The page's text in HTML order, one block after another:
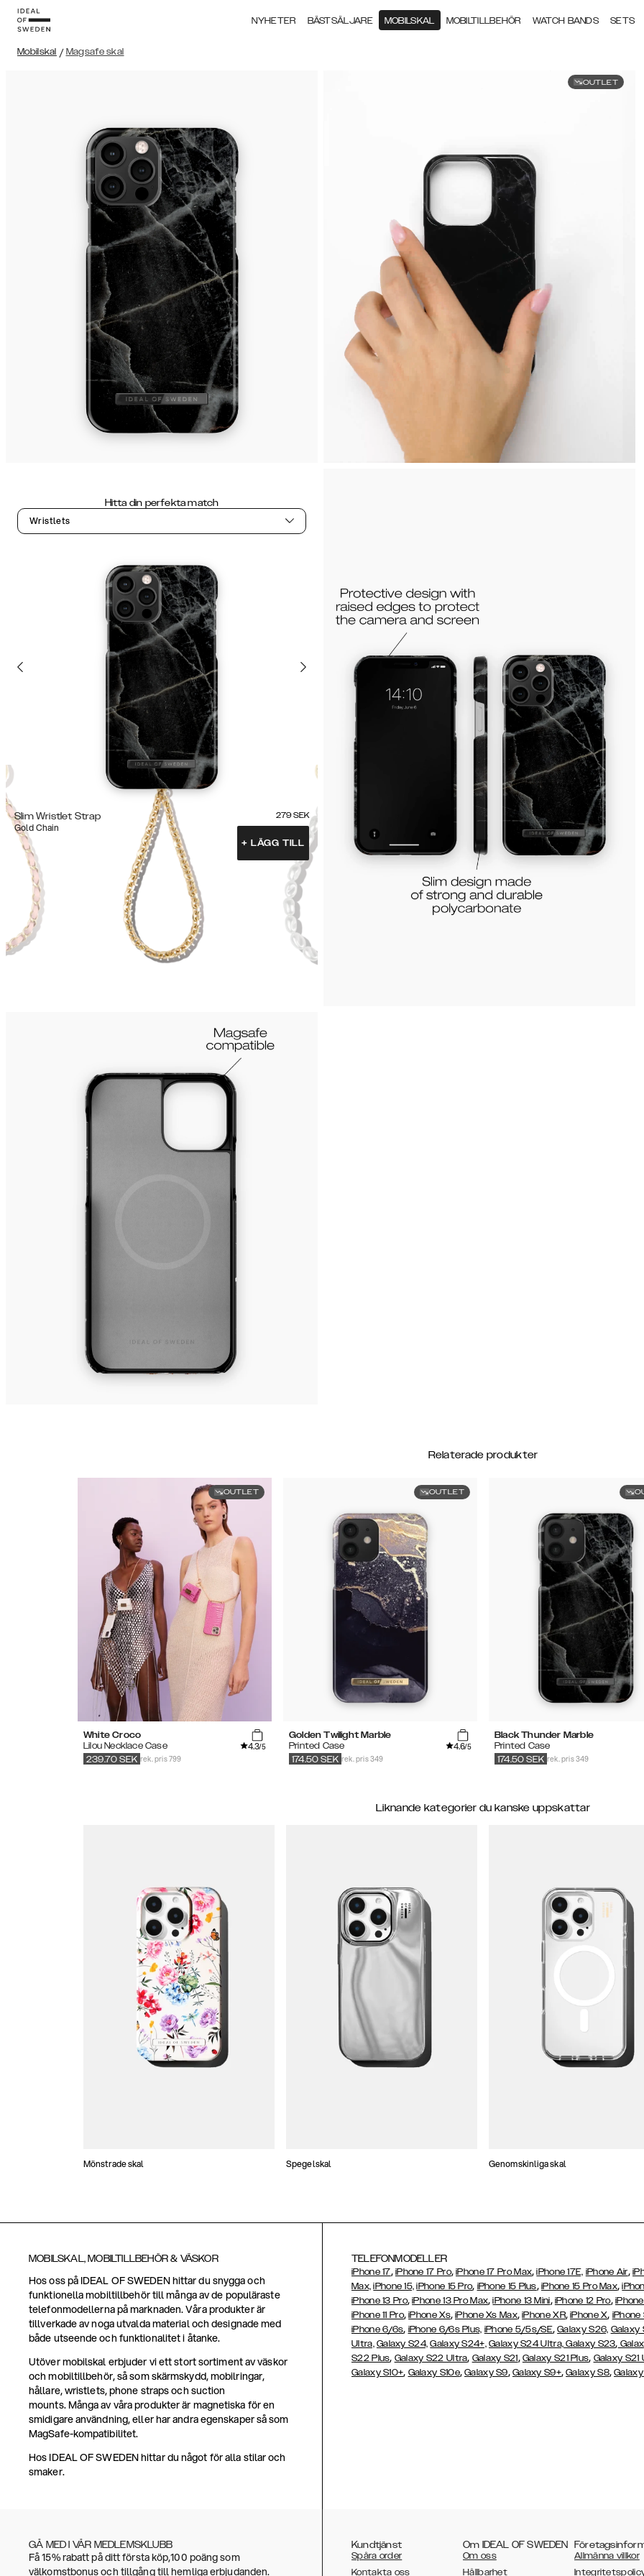
NYHETER BÄSTSÄLJARE MOBILSKAL MOBILTILLBEHÖR WATCH BANDS SETS
Mobilskal / Magsafe skal
OUTLET
Hitta din perfekta match
Wristlets
Slim Wristlet Strap
Gold Chain
279 SEK
+ LÄGG TILL
Relaterade produkter
OUTLET
White Croco
Lilou Necklace Case
4.3/5
rek. pris 799
239.70 SEK
OUTLET
Golden Twilight Marble
Printed Case
4.6/5
rek. pris 349
174.50 SEK
Black Thunder Marble
Printed Case
rek. pris 349
174.50 SEK
Liknande kategorier du kanske uppskattar
Mönstrade skal Spegelskal Genomskinliga skal
MOBILSKAL, MOBILTILLBEHÖR & VÄSKOR
Hos oss på IDEAL OF SWEDEN hittar du snygga och
funktionella mobiltillbehör till många av de populäraste
telefonmodellerna på marknaden. Våra produkter är
tillverkade av noga utvalda material och designade med
både utseende och funktionalitet i åtanke.
Utöver mobilskal erbjuder vi ett stort sortiment av väskor
och mobiltillbehör, så som skärmskydd, mobilringar,
hållare, wristlets, phone straps och suction
mounts. Många av våra produkter är magnetiska för en
smidigare användning, eller har andra egenskaper så som
MagSafe-kompatibilitet.
Hos IDEAL OF SWEDEN hittar du något för alla stilar och
smaker.
TELEFONMODELLER
iPhone 17, iPhone 17 Pro,iPhone 17 Pro Max,iPhone 17E, iPhone Air,
Max, iPhone 15, iPhone 15 Pro, iPhone 15 Plus, iPhone 15 Pro Max,
iPhone 13 Pro,iPhone 13 Pro Max,iPhone 13 Mini, iPhone 12 Pro, iPhone
iPhone 11 Pro,iPhone Xs,iPhone Xs Max,iPhone XR,iPhone X,
iPhone 6/6s, iPhone 6/6s Plus, iPhone 5/5s/SE,Galaxy S26, Galaxy
Ultra, Galaxy S24, Galaxy S24+, Galaxy S24 Ultra, Galaxy S23,
S22 Plus, Galaxy S22 Ultra, Galaxy S21, Galaxy S21 Plus, Galaxy S21
Galaxy S10+, Galaxy S10e,Galaxy S9, Galaxy S9+,Galaxy S8,
GÅ MED I VÅR MEDLEMSKLUBB
Få 15% rabatt på ditt första köp,100 poäng som
välkomstbonus och tillgång till hemliga erbjudanden.
Kundtjänst
Spåra order
Kontakta oss
Om IDEAL OF SWEDEN
Om oss
Hållbarhet
Allmänna villkor